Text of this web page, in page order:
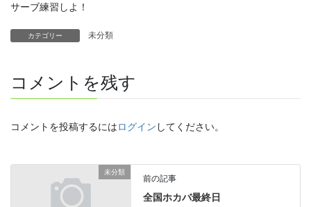
サーブ練習しよ！
カテゴリー 未分類
コメントを残す
コメントを投稿するにはログイン してください。
未分類
前の記事
全国ホカバ最終日